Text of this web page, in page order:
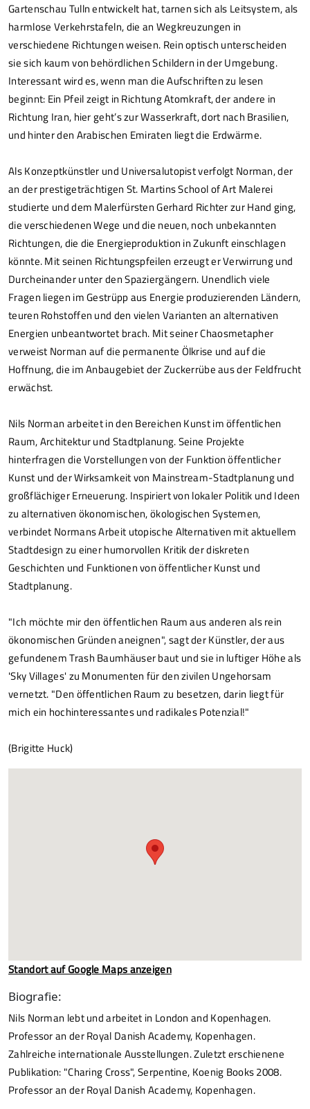
Gartenschau Tulln entwickelt hat, tarnen sich als Leitsystem, als
harmlose Verkehrstafeln, die an Wegkreuzungen in
verschiedene Richtungen weisen. Rein optisch unterscheiden
sie sich kaum von behördlichen Schildern in der Umgebung.
Interessant wird es, wenn man die Aufschriften zu lesen
beginnt: Ein Pfeil zeigt in Richtung Atomkraft, der andere in
Richtung Iran, hier geht’s zur Wasserkraft, dort nach Brasilien,
und hinter den Arabischen Emiraten liegt die Erdwärme.
Als Konzeptkünstler und Universalutopist verfolgt Norman, der
an der prestigeträchtigen St. Martins School of Art Malerei
studierte und dem Malerfürsten Gerhard Richter zur Hand ging,
die verschiedenen Wege und die neuen, noch unbekannten
Richtungen, die die Energieproduktion in Zukunft einschlagen
könnte. Mit seinen Richtungspfeilen erzeugt er Verwirrung und
Durcheinander unter den Spaziergängern. Unendlich viele
Fragen liegen im Gestrüpp aus Energie produzierenden Ländern,
teuren Rohstoffen und den vielen Varianten an alternativen
Energien unbeantwortet brach. Mit seiner Chaosmetapher
verweist Norman auf die permanente Ölkrise und auf die
Hoffnung, die im Anbaugebiet der Zuckerrübe aus der Feldfrucht
erwächst.
Nils Norman arbeitet in den Bereichen Kunst im öffentlichen
Raum, Architektur und Stadtplanung. Seine Projekte
hinterfragen die Vorstellungen von der Funktion öffentlicher
Kunst und der Wirksamkeit von Mainstream-Stadtplanung und
großflächiger Erneuerung. Inspiriert von lokaler Politik und Ideen
zu alternativen ökonomischen, ökologischen Systemen,
verbindet Normans Arbeit utopische Alternativen mit aktuellem
Stadtdesign zu einer humorvollen Kritik der diskreten
Geschichten und Funktionen von öffentlicher Kunst und
Stadtplanung.
"Ich möchte mir den öffentlichen Raum aus anderen als rein
ökonomischen Gründen aneignen", sagt der Künstler, der aus
gefundenem Trash Baumhäuser baut und sie in luftiger Höhe als
'Sky Villages' zu Monumenten für den zivilen Ungehorsam
vernetzt. "Den öffentlichen Raum zu besetzen, darin liegt für
mich ein hochinteressantes und radikales Potenzial!"
(Brigitte Huck)
Standort auf Google Maps anzeigen
Biografie:
Nils Norman lebt und arbeitet in London and Kopenhagen.
Professor an der Royal Danish Academy, Kopenhagen.
Zahlreiche internationale Ausstellungen. Zuletzt erschienene
Publikation: "Charing Cross", Serpentine, Koenig Books 2008.
Professor an der Royal Danish Academy, Kopenhagen.